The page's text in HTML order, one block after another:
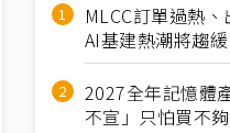
MLCC訂單過熱
AI基建熱潮將趨緩
2027全年記憶體
不宣」只怕買不夠